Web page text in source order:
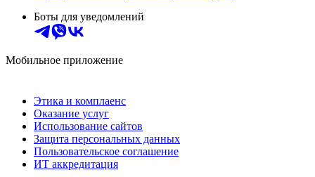
Боты для уведомлений
Мобильное приложение
Этика и комплаенс
Оказание услуг
Использование сайтов
Защита персональных данных
Пользовательское соглашение
ИТ аккредитация